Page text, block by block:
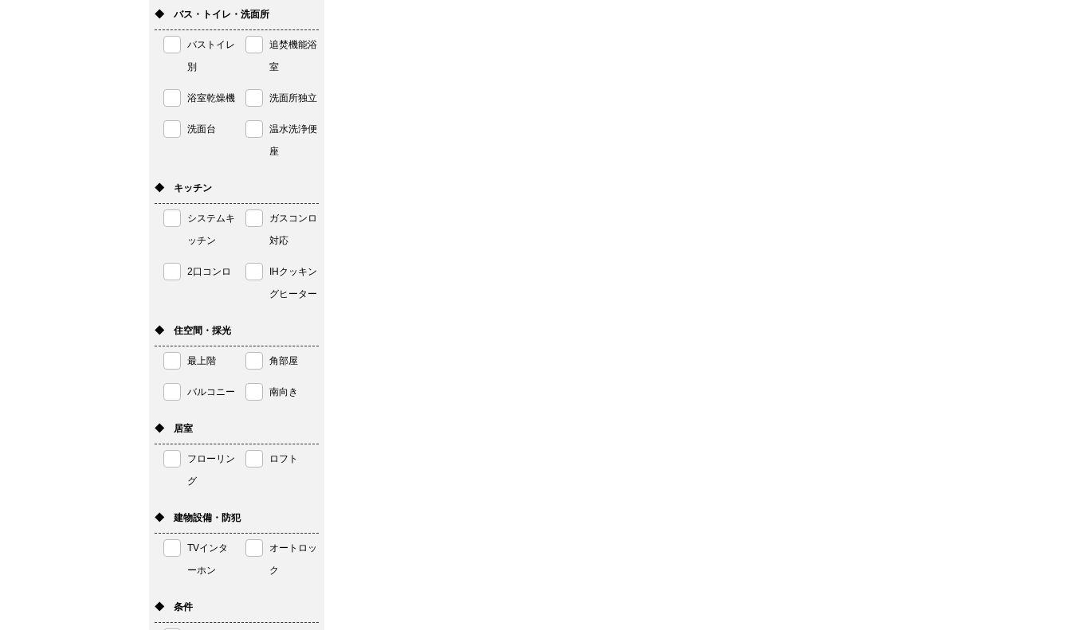
◆ バス・トイレ・洗面所
バストイレ
別
追焚機能浴
室
浴室乾燥機 洗面所独立
洗面台
温水洗浄便
座
◆ キッチン
システムキ
ッチン
ガスコンロ
対応
2口コンロ
IHクッキン
グヒーター
◆ 住空間・採光
最上階 角部屋
バルコニー 南向き
◆ 居室
フローリン
グ
ロフト
◆ 建物設備・防犯
TVインタ
ーホン
オートロッ
ク
◆ 条件